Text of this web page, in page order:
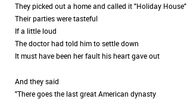
They picked out a home and called it "Holiday House"
Their parties were tasteful
If a little loud
The doctor had told him to settle down
It must have been her fault his heart gave out
And they said
"There goes the last great American dynasty